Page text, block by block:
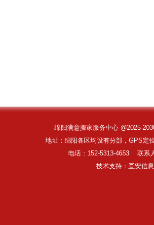
绵阳满意搬家服务中心 @2025-
地址：绵阳各区均设有分部，GPS定
电话：152-5313-4653 联系
技术支持： 亘安信息